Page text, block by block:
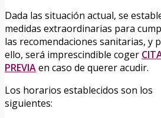
Dada las situación actual, se
medidas extraordinarias para
las recomendaciones sanitarias, y
ello, será imprescindible coger
PREVIAen caso de querer acudir.
Los horarios establecidos son los
siguientes: